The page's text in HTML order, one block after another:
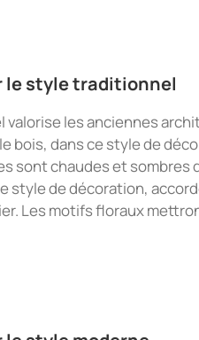
le style traditionnel
valorise les anciennes
bois, dans ce style de
sont chaudes et sombres
style de décoration,
Les motifs floraux